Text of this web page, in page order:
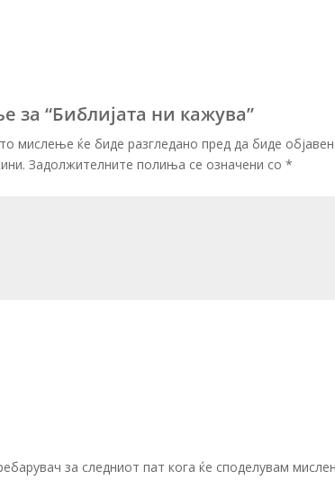
“Библијата ни кажува”
мислење ќе биде разгледано пред да биде
Задолжителните полиња се означени со*
за следниот пат кога ќе споделувам